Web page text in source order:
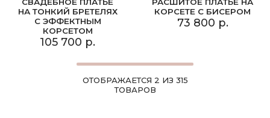
СВАДЕБНОЕ ПЛАТЬЕ
НА ТОНКИЙ БРЕТЕЛЯХ
С ЭФФЕКТНЫМ
КОРСЕТОМ
105 700 р.
РАСШИТОЕ ПЛАТЬЕ НА
КОРСЕТЕ С БИСЕРОМ
73 800 р.
ОТОБРАЖАЕТСЯ 2 ИЗ 315
ТОВАРОВ